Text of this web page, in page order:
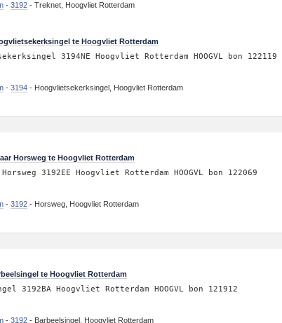
-3192 -Treknet, Hoogvliet Rotterdam
te Hoogvliet Rotterdam
3194NE Hoogvliet Rotterdam HOOGVL bon 122119
-3194 - Hoogvlietsekerksingel, Hoogvliet Rotterdam
Horsweg te Hoogvliet Rotterdam
3192EE Hoogvliet Rotterdam HOOGVL bon 122069
-3192 - Horsweg, Hoogvliet Rotterdam
te Hoogvliet Rotterdam
3192BA Hoogvliet Rotterdam HOOGVL bon 121912
-3192 - Barbeelsingel, Hoogvliet Rotterdam